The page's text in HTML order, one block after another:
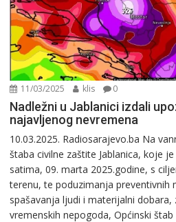
11/03/2025 klis 0
Nadležni u Jablanici izdali
najavljenog nevremena
10.03.2025. Radiosarajevo.ba Na
štaba civilne zaštite Jablanica, koje
satima, 09. marta 2025.godine, s
terenu, te poduzimanja preventivnih
spašavanja ljudi i materijalni dobara,
vremenskih nepogoda, Općinski štab